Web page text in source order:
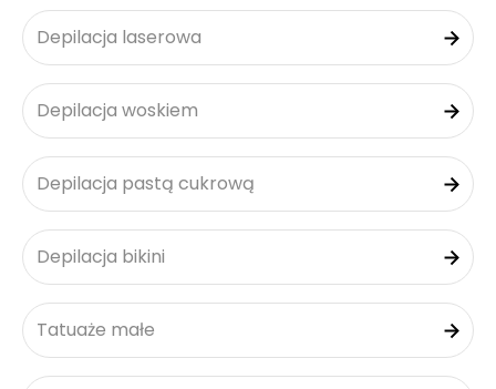
Depilacja laserowa
Depilacja woskiem
Depilacja pastą cukrową
Depilacja bikini
Tatuaże małe